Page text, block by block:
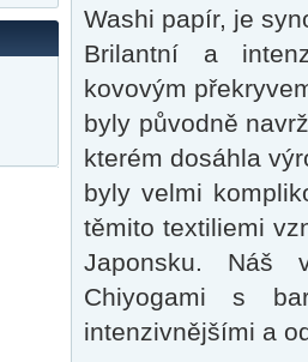
Washi papír, je
Brilantní a
kovovým
byly původně
kterém dosáhla
byly velmi
těmito textiliemi
Japonsku. Náš
Chiyogami s
intenzivnějšími a